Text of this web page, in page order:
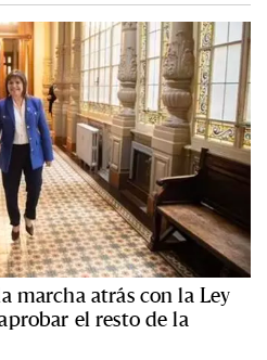
marcha atrás con la Ley
el resto de la